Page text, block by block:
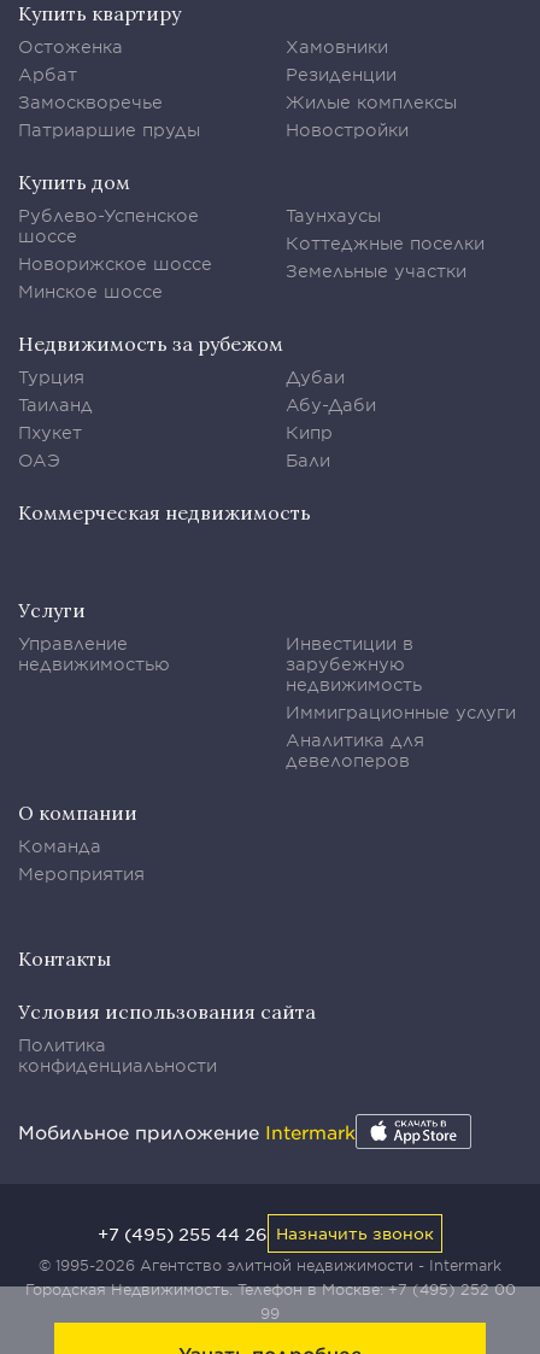
Купить квартиру
Остоженка
Арбат
Замоскворечье
Патриаршие пруды
Хамовники
Резиденции
Жилые комплексы
Новостройки
Купить дом
Рублево-Успенское
шоссе
Новорижское шоссе
Минское шоссе
Таунхаусы
Коттеджные поселки
Земельные участки
Недвижимость за рубежом
Турция
Таиланд
Пхукет
ОАЭ
Дубаи
Абу-Даби
Кипр
Бали
Коммерческая недвижимость
Услуги
Управление
недвижимостью
Инвестиции в
зарубежную
недвижимость
Иммиграционные услуги
Аналитика для
девелоперов
О компании
Команда
Мероприятия
Контакты
Условия использования сайта
Политика
конфиденциальности
Мобильное приложение Intermark
© 1995-2026 Агентство элитной недвижимости - Intermark
Городская Недвижимость. Телефон в Москве:+7 (495) 252 00
99
+7 (495) 255 44 26 Назначить звонок